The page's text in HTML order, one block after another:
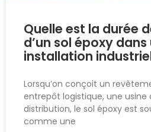
Quelle est la durée
d’un sol époxy dans
installation
Lorsqu’on conçoit un
entrepôt logistique, une usine
distribution, le sol époxy est
comme une